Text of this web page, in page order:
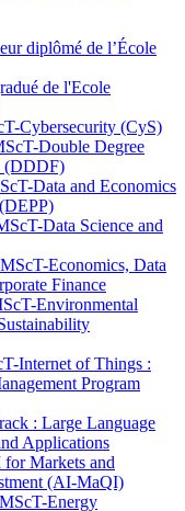
diplômé de l’École
de l'Ecole
Cybersecurity (CyS)
Double Degree
(DDDF)
Data and Economics
Data Science and
Economics, Data
Finance
Environmental
Internet of Things :
Program
: Large Language
Applications
Markets and
(AI-MaQI)
Energy